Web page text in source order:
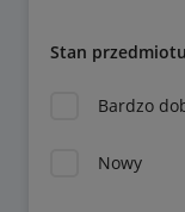
Stan przedmiotu
Bardzo
Nowy